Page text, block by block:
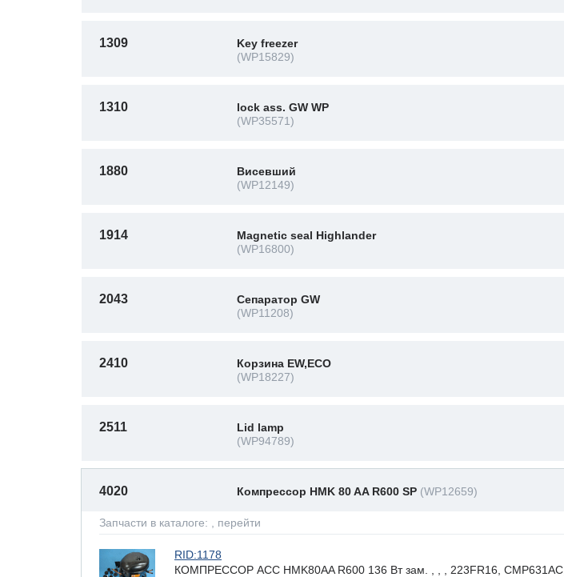
1309
Key freezer
(WP15829)
1310
lock ass. GW WP
(WP35571)
1880
Висевший
(WP12149)
1914
Magnetic seal Highlander
(WP16800)
2043
Сепаратор GW
(WP11208)
2410
Корзина EW,ECO
(WP18227)
2511
Lid lamp
(WP94789)
4020 Компрессор HMK 80 AA R600 SP (WP12659)
Запчасти в каталоге: , перейти
RID:1178
КОМПРЕССОР ACC HMK80AA R600 136 Вт зам. , , , 223FR16, CMP631AC,